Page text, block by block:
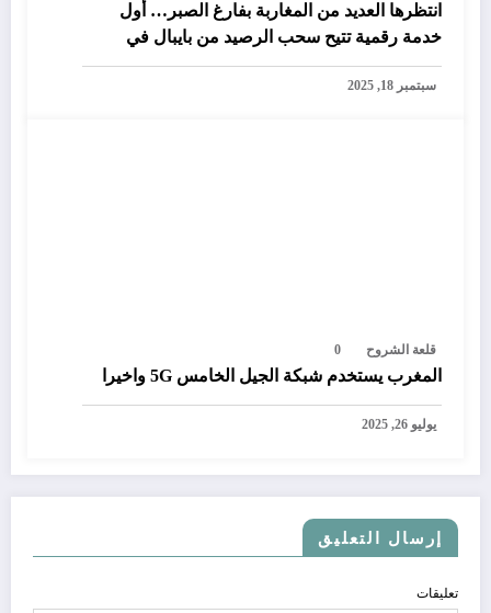
انتظرها العديد من المغاربة بفارغ الصبر… أول
خدمة رقمية تتيح سحب الرصيد من بايبال في
المغرب
سبتمبر 18, 2025
قلعة الشروح 0
المغرب يستخدم شبكة الجيل الخامس 5G واخيرا
يوليو 26, 2025
إرسال التعليق
تعليقات